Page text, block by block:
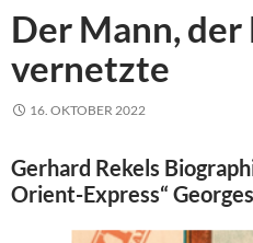
Der Mann, der
vernetzte
16. OKTOBER 2022
Gerhard Rekels
Orient-Express“